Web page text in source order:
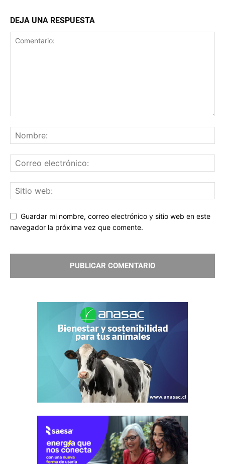
DEJA UNA RESPUESTA
Guardar mi nombre, correo electrónico y sitio web en este
navegador la próxima vez que comente.